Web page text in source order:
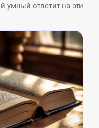
умный ответит на эти